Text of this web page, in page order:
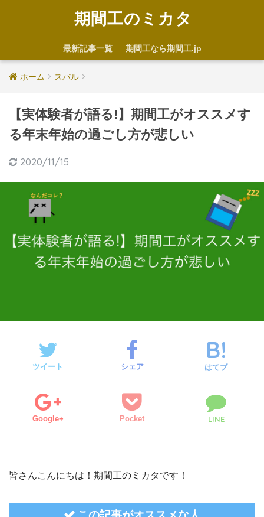
期間工のミカタ
最新記事一覧 期間工なら期間工.jp
ホーム スバル
【実体験者が語る!】期間工がオススメす
る年末年始の過ごし方が悲しい
2020/11/15
ツイート シェア はてブ
Google+ Pocket LINE
皆さんこんにちは！期間工のミカタです！